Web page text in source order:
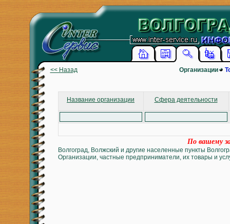
<< Назад Организации
Название организации Сфера деятельности
По вашему
Волгоград, Волжский и другие населенные пункты
Организации, частные предприниматели, их товары и